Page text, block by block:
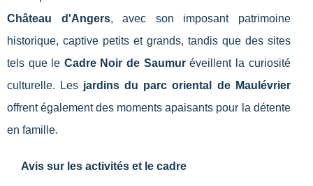
Château d'Angers, avec son imposant patrimoine
historique, captive petits et grands, tandis que des sites
tels que le Cadre Noir de Saumuréveillent la curiosité
culturelle. Les jardins du parc oriental de Maulévrier
offrent également des moments apaisants pour la détente
en famille.
Avis sur les activités et le cadre